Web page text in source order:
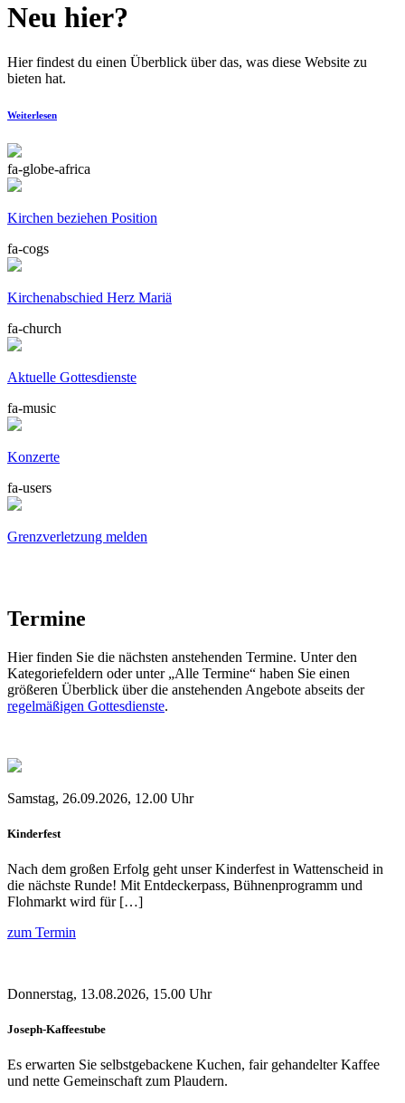
Neu hier?
Hier findest du einen Überblick über das, was diese Website zu
bieten hat.
Weiterlesen
fa-globe-africa
Kirchen beziehen Position
fa-cogs
Kirchenabschied Herz Mariä
fa-church
Aktuelle Gottes­dienste
fa-music
Konzerte
fa-users
Grenzverletzung melden
Termine
Hier finden Sie die nächsten anstehenden Termine. Unter den
Kategoriefeldern oder unter „Alle Termine“ haben Sie einen
größeren Überblick über die anstehenden Angebote abseits der
regelmäßigen Gottesdienste.
Samstag, 26.09.2026, 12.00 Uhr
Kinderfest
Nach dem großen Erfolg geht unser Kinderfest in Wattenscheid in
die nächste Runde! Mit Entdeckerpass, Bühnenprogramm und
Flohmarkt wird für […]
zum Termin
Donnerstag, 13.08.2026, 15.00 Uhr
Joseph-Kaffeestube
Es erwarten Sie selbstgebackene Kuchen, fair gehandelter Kaffee
und nette Gemeinschaft zum Plaudern.